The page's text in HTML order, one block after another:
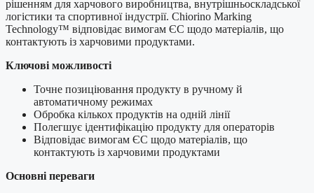
рішенням для харчового виробництва, внутрішньоскладської
логістики та спортивної індустрії. Chiorino Marking
Technology™ відповідає вимогам ЄС щодо матеріалів, що
контактують із харчовими продуктами.
Ключові можливості
Точне позиціювання продукту в ручному й
автоматичному режимах
Обробка кількох продуктів на одній лінії
Полегшує ідентифікацію продукту для операторів
Відповідає вимогам ЄС щодо матеріалів, що
контактують із харчовими продуктами
Основні переваги